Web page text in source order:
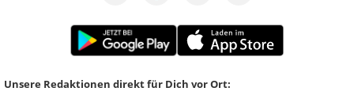
Unsere Redaktionen direkt für Dich vor Ort: